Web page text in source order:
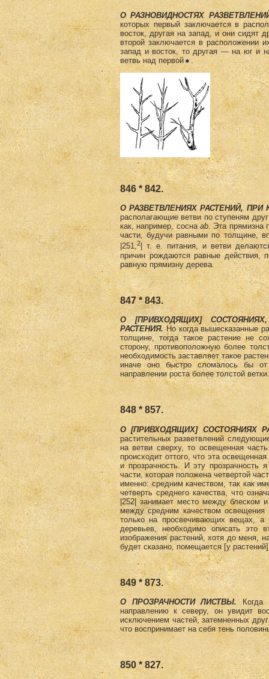
О РАЗНОВИДНОСТЯХ
которых первый заключается в
восток, другая на запад, и они сидят
второй заключается в расположе­нии
запад и восток, то другая — на юг и
ветвь над первой
.
846 * 842.
О РАЗВЕТВЛЕНИЯХ РАСТЕНИЙ,
располагающие ветви по сту­пеням
как, например, сосна ab.Эта прямизна
части, будучи равными по толщине,
|251,2
| т. е. питания, и ветви
причин рождаются равные действия,
равную прямизну дерева.
847 * 843.
О [ПРИВХОДЯЩИХ]
РАСТЕНИЯ.Но когда вышесказанные
толщине, тогда такое растение не
сторону, противоположную более
необходимость заставляет такое
иначе оно быстро сломалось бы от
направлении роста более толстой ветки.
848 * 857.
О [ПРИВХОДЯЩИХ] СОСТОЯНИЯХ
растительных разветвлений
на ветви сверху, то освещенная
происходит оттого, что эта
и прозрачность. И эту прозрачность
части, которая положена чет­вертой
именно: средним качеством, так как
четверть среднего качества, что
|252| занимает место между блеском
между средним качеством
только на просвечивающих вещах,
деревьев, необходимо описать это
изображения растений, хотя до меня,
будет сказано, помещается [у
849 * 873.
О ПРОЗРАЧНОСТИ ЛИСТВЫ.
направлению к северу, он увидит
исключением частей, затемненных
что воспринимает на себя тень
850 * 827.